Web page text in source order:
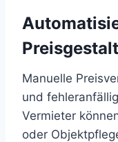
Manuelle
und
Vermieter
oder